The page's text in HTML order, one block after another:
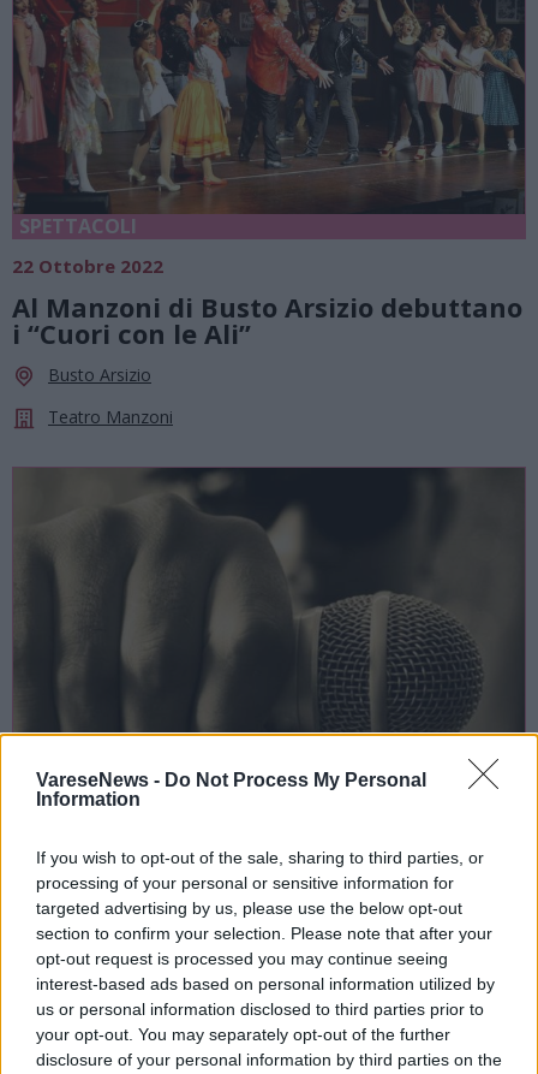
VareseNews - Do Not Process My Personal
Information
If you wish to opt-out of the sale, sharing to third parties, or
processing of your personal or sensitive information for
targeted advertising by us, please use the below opt-out
section to confirm your selection. Please note that after your
opt-out request is processed you may continue seeing
interest-based ads based on personal information utilized by
us or personal information disclosed to third parties prior to
your opt-out. You may separately opt-out of the further
disclosure of your personal information by third parties on the
SPETTACOLI
22 Ottobre 2022
Al Manzoni di Busto Arsizio debuttano
i “Cuori con le Ali”
Busto Arsizio
Teatro Manzoni
11 Novembre 2022
Concerto benefico a Busto Arsizio con
la Renè Sugar Band
Busto Arsizio
Teatro Manzoni